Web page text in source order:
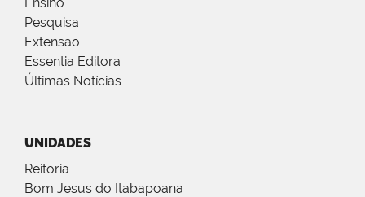
Pesquisa
Extensão
Essentia Editora
Últimas Notícias
UNIDADES
Reitoria
Bom Jesus do Itabapoana